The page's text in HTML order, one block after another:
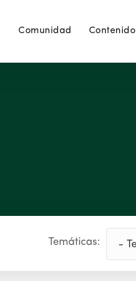
Comunidad Contenido
Temáticas: